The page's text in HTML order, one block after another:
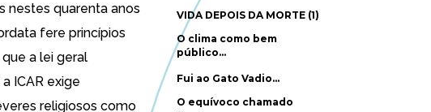
nestes quarenta anos
fere princípios
a lei geral
ICAR exige
religiosos como
VIDA DEPOIS DA MORTE (1)
O clima como bem
público…
Fui ao Gato Vadio…
O equívoco chamado